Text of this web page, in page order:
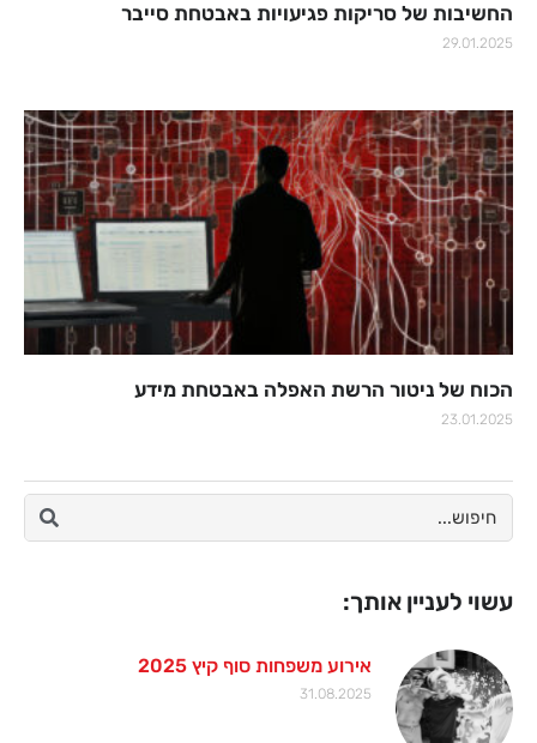
עשוי לעניין אותך:
אירוע משפחות סוף קיץ 2025
31.08.2025
החשיבות של סריקות פגיעויות באבטחת סייבר
29.01.2025
הכוח של ניטור הרשת האפלה באבטחת מידע
23.01.2025